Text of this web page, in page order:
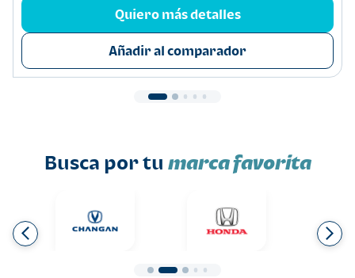
Quiero más detalles
Añadir al comparador
Busca por tu marca favorita